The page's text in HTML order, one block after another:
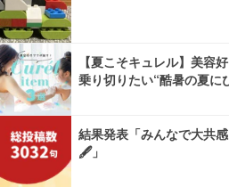
【夏こそキュレル】美容
乗り切りたい“酷暑の夏
結果発表「みんなで大共
🖋️」